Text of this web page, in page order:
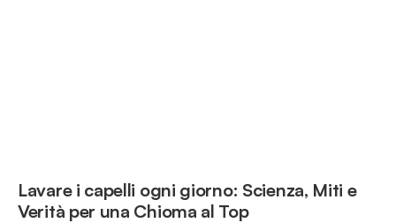
Lavare i capelli ogni giorno: Scienza, Miti e
Verità per una Chioma al Top